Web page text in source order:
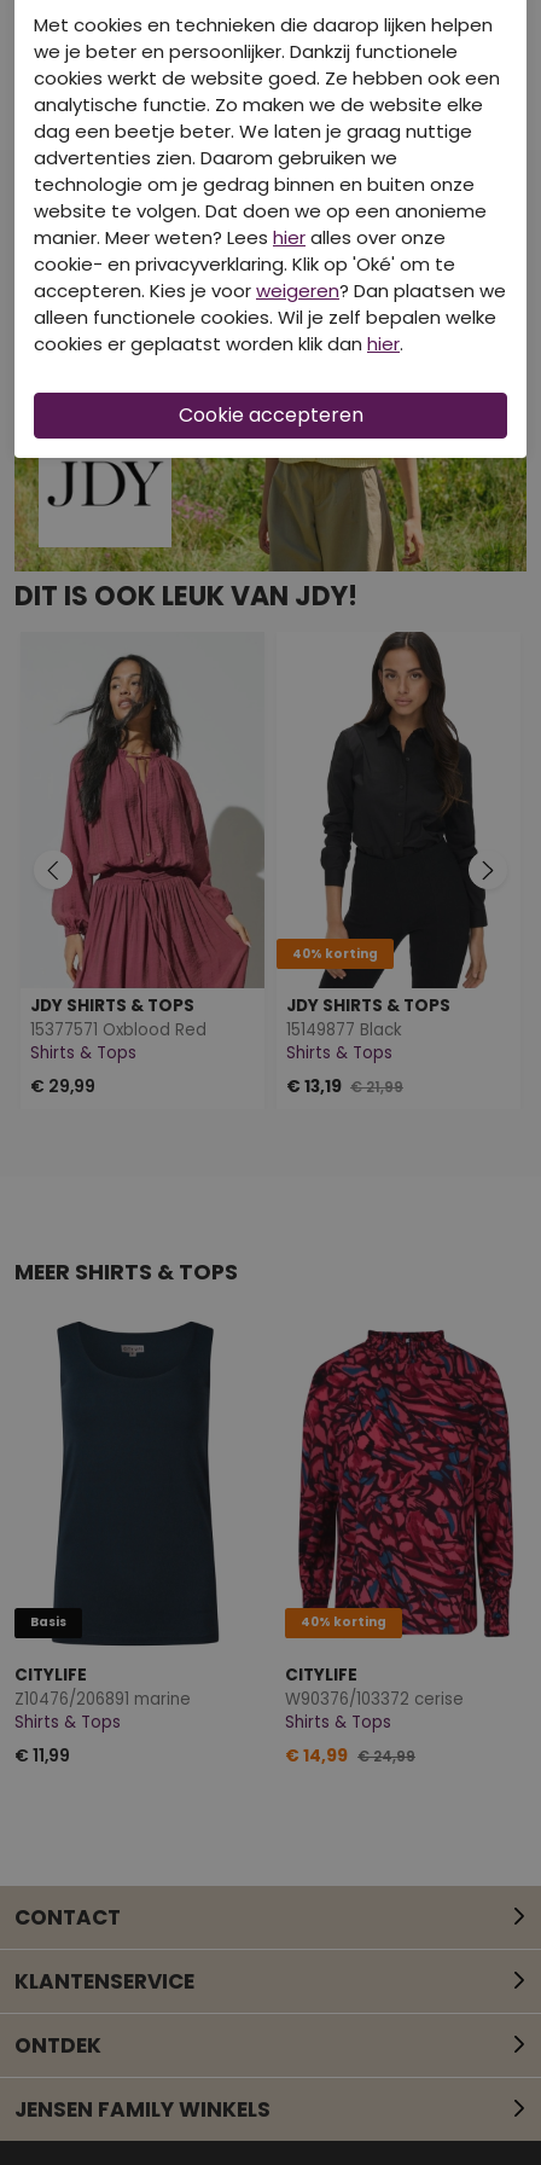
SPECIFICATIES
BEKIJK DE WINKELVOORRAAD
DIT IS OOK LEUK VAN JDY!
JDY SHIRTS & TOPS
15377571 Oxblood Red
Shirts & Tops
€ 29,99
40% korting
JDY SHIRTS & TOPS
15149877 Black
Shirts & Tops
€ 13,19 € 21,99
MEER SHIRTS & TOPS
Basis
CITYLIFE
Z10476/206891 marine
Shirts & Tops
€ 11,99
40% korting
CITYLIFE
W90376/103372 cerise
Shirts & Tops
€ 14,99 € 24,99
CONTACT
Mail onze klantenservice
KLANTENSERVICE
ONTDEK
JENSEN FAMILY WINKELS
Met cookies en technieken die daarop lijken helpen
we je beter en persoonlijker. Dankzij functionele
cookies werkt de website goed. Ze hebben ook een
analytische functie. Zo maken we de website elke
dag een beetje beter. We laten je graag nuttige
advertenties zien. Daarom gebruiken we
technologie om je gedrag binnen en buiten onze
website te volgen. Dat doen we op een anonieme
manier. Meer weten? Lees hieralles over onze
cookie- en privacyverklaring. Klik op 'Oké' om te
accepteren. Kies je voorweigeren? Dan plaatsen we
alleen functionele cookies. Wil je zelf bepalen welke
cookies er geplaatst worden klik dan hier.